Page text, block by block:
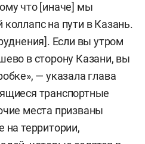
что [иначе] мы
на пути в Казань.
Если вы утром
в сторону Казани, вы
— указала глава
транспортные
места призваны
на территории,